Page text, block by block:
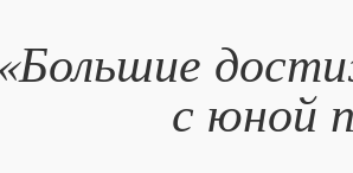
«Большие
с юной